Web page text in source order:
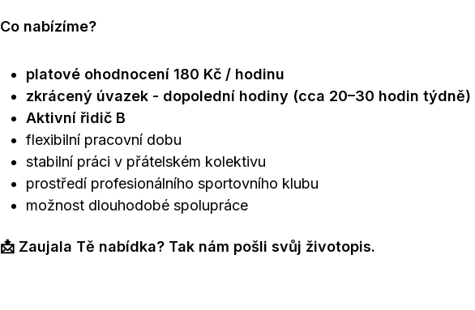
Co nabízíme?
platové ohodnocení 180 Kč / hodinu
zkrácený úvazek - dopolední hodiny (cca 20–30 hodin týdně)
Aktivní řidič B
flexibilní pracovní dobu
stabilní práci v přátelském kolektivu
prostředí profesionálního sportovního klubu
možnost dlouhodobé spolupráce
📩 Zaujala Tě nabídka? Tak nám pošli svůj životopis.